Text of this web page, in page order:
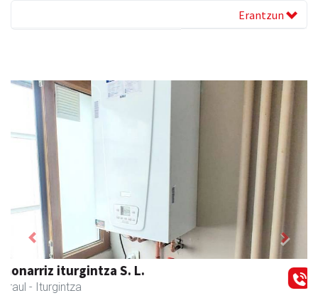
Erantzun
Larraulgo herri ostatua
Larraul - Jatetxeak
Previous Next